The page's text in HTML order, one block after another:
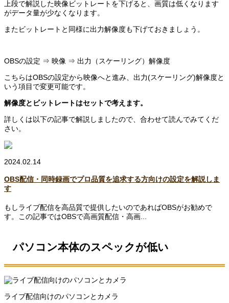
上段で解説した映像ビットレートを下げると、画質は低くなります
がデータ量が少なくなります。
またビットレートと同様に出力解像度も下げておきましょう。
OBSの設定 ⇒ 映像 ⇒ 出力（スケーリング）解像度
こちらはOBSの設定から映像へと進み、出力(スケーリング)解像度と
いう項目で変更可能です。
解像度とビットレートはセットで考えます。
詳しくは以下の記事で解説しましたので、合わせて読んでみてくだ
さい。
2024.02.14
OBS配信・同時録画でプロ品質を追求する方向けの設定を解説しま
す
もしライブ配信を高品質で提供したいのであればOBSがお勧めで
す。この記事ではOBSで高画質配信・高画...
パソコン本体のスペックが低い
ライブ配信向けのパソコンとカメラ